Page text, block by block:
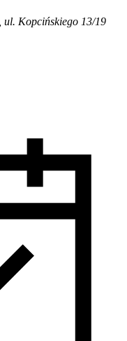
ul. Kopcińskiego 13/19